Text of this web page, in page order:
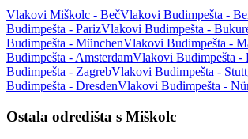
Vlakovi Miškolc - BečVlakovi Budimpešta -
Budimpešta - ParizVlakovi Budimpešta -
Budimpešta - MünchenVlakovi Budimpešta -
Budimpešta - AmsterdamVlakovi Budimpešta -
Budimpešta - ZagrebVlakovi Budimpešta -
Budimpešta - DresdenVlakovi Budimpešta -
Ostala odredišta s Miškolc